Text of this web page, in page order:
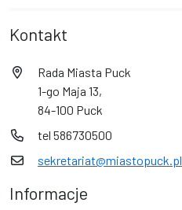
Kontakt
Rada Miasta Puck
1-go Maja 13,
84-100 Puck
tel 586730500
sekretariat@miastopuck.pl
Informacje